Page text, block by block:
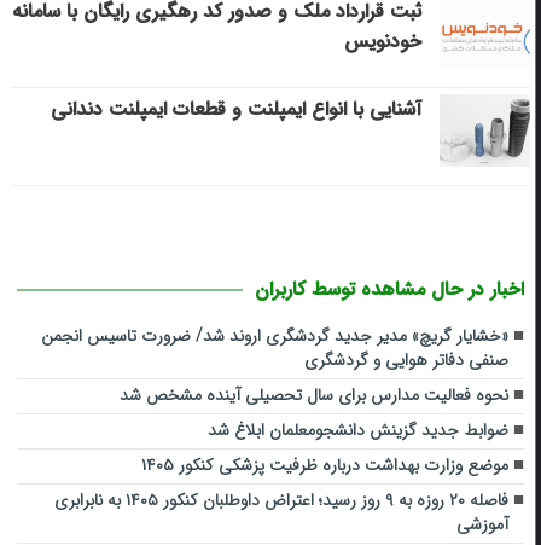
ثبت قرارداد ملک و صدور کد رهگیری رایگان با سامانه
خودنویس
آشنایی با انواع ایمپلنت و قطعات ایمپلنت دندانی
اخبار در حال مشاهده توسط کاربران
«خشایار گریچ» مدیر جدید گردشگری اروند شد/ ضرورت تاسیس انجمن
صنفی دفاتر هوایی و گردشگری
نحوه فعالیت مدارس برای سال تحصیلی آینده مشخص شد
ضوابط جدید گزینش دانشجومعلمان ابلاغ شد
موضع وزارت بهداشت درباره ظرفیت پزشکی کنکور ۱۴۰۵
فاصله ۲۰ روزه به ۹ روز رسید؛ اعتراض داوطلبان کنکور ۱۴۰۵ به نابرابری
آموزشی